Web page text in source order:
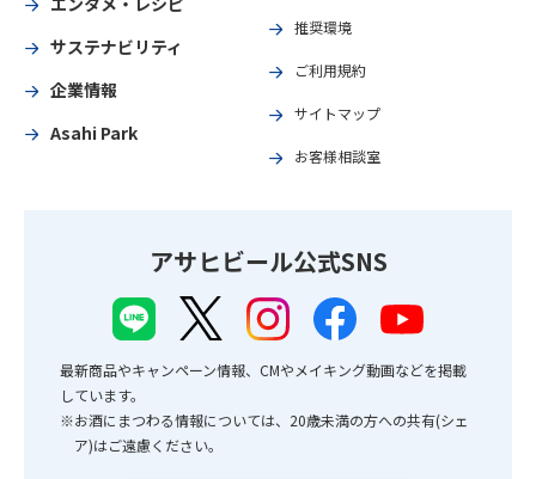
サステナビリティ
企業情報
Asahi Park
推奨環境
ご利用規約
サイトマップ
お客様相談室
アサヒビール公式SNS
最新商品やキャンペーン情報、CMやメイキング動画などを掲載
しています。
※お酒にまつわる情報については、20歳未満の方への共有(シェ
ア)はご遠慮ください。